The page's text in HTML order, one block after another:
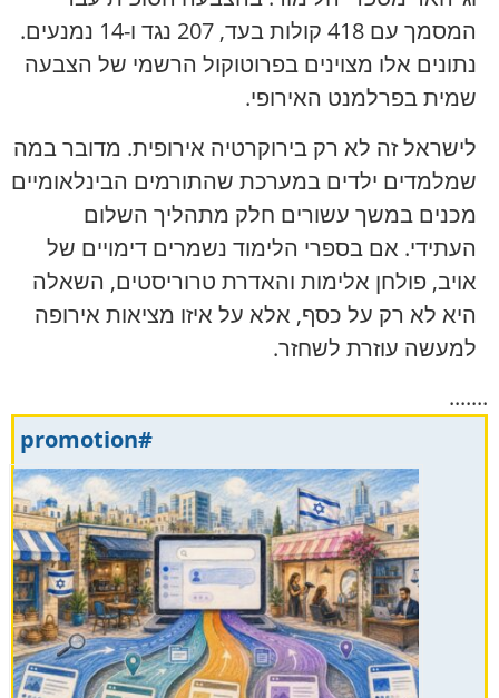
המסמך עם 418 קולות בעד, 207 נגד ו-14 נמנעים.
נתונים אלו מצוינים בפרוטוקול הרשמי של הצבעה
שמית בפרלמנט האירופי.
לישראל זה לא רק בירוקרטיה אירופית. מדובר במה
שמלמדים ילדים במערכת שהתורמים הבינלאומיים
מכנים במשך עשורים חלק מתהליך השלום
העתידי. אם בספרי הלימוד נשמרים דימויים של
אויב, פולחן אלימות והאדרת טרוריסטים, השאלה
היא לא רק על כסף, אלא על איזו מציאות אירופה
למעשה עוזרת לשחזר.
.......
#promotion